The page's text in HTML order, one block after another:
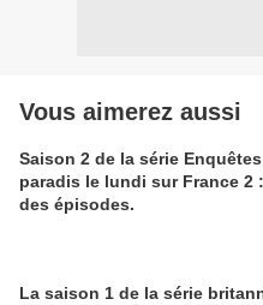
Vous aimerez aussi
Saison 2 de la série
paradis le lundi sur France 2
des épisodes.
La saison 1 de la série